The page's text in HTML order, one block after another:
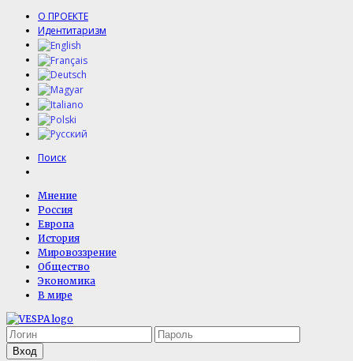
О ПРОЕКТЕ
Идентитаризм
Поиск
Мнение
Россия
Европа
История
Мировоззрение
Общество
Экономика
В мире